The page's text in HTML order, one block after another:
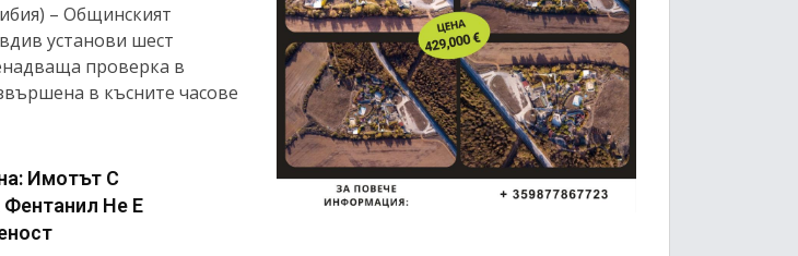
– Общинският
установи шест
проверка в
в късните часове
Имотът С
Не Е